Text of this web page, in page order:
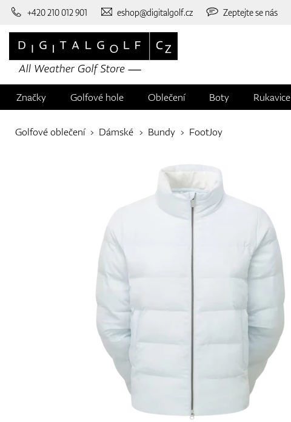
+420 210 012 901 eshop@digitalgolf.cz Zeptejte se nás
Značky Golfové hole Oblečení Boty Rukavice
Golfové oblečení Dámské Bundy FootJoy